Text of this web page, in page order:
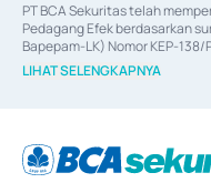
PT BCA Sekuritas telah
Pedagang Efek berdasarkan
Bapepam-LK) Nomor KEP-
06/D.04/2014 tanggal 28
Efek berdasarkan surat
berdasarkan surat keputusan
67/PM.21/2017 tanggal 3
LIHAT SELENGKAPNYA